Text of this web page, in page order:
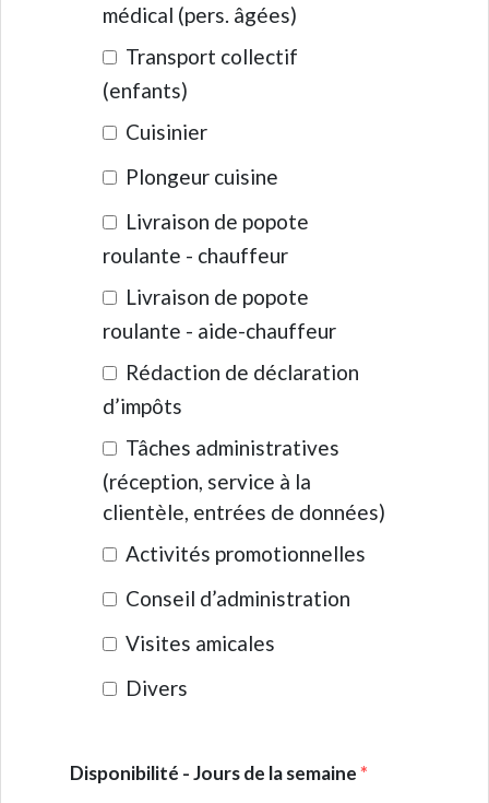
médical (pers. âgées)
Transport collectif
(enfants)
Cuisinier
Plongeur cuisine
Livraison de popote
roulante - chauffeur
Livraison de popote
roulante - aide-chauffeur
Rédaction de déclaration
d’impôts
Tâches administratives
(réception, service à la
clientèle, entrées de données)
Activités promotionnelles
Conseil d’administration
Visites amicales
Divers
Disponibilité - Jours de la semaine*